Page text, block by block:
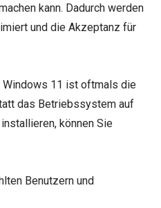
kann. Dadurch werden
und die Akzeptanz für
Windows 11 ist oftmals die
das Betriebssystem auf
können Sie
Benutzern und